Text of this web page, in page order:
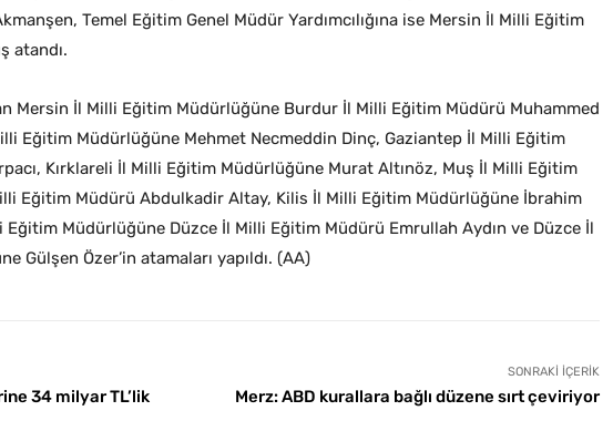
Temel Eğitim Genel Müdür Yardımcılığına ise Mersin İl Milli Eğitim
atandı.
Mersin İl Milli Eğitim Müdürlüğüne Burdur İl Milli Eğitim Müdürü Muhammed
Eğitim Müdürlüğüne Mehmet Necmeddin Dinç, Gaziantep İl Milli Eğitim
Kırklareli İl Milli Eğitim Müdürlüğüne Murat Altınöz, Muş İl Milli Eğitim
Eğitim Müdürü Abdulkadir Altay, Kilis İl Milli Eğitim Müdürlüğüne İbrahim
Eğitim Müdürlüğüne Düzce İl Milli Eğitim Müdürü Emrullah Aydın ve Düzce İl
Gülşen Özer’in atamaları yapıldı. (AA)
34 milyar TL’lik
SONRAKI İÇERIK
Merz: ABD kurallara bağlı düzene sırt çeviriyor